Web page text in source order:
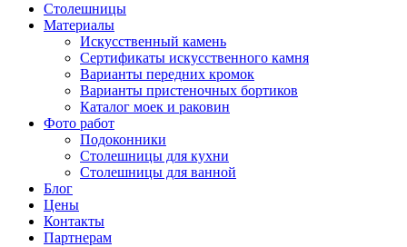
Столешницы
Материалы
Искусственный камень
Сертификаты искусственного камня
Варианты передних кромок
Варианты пристеночных бортиков
Каталог моек и раковин
Фото работ
Подоконники
Столешницы для кухни
Столешницы для ванной
Блог
Цены
Контакты
Партнерам